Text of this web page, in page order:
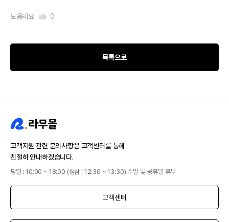
도움돼요 0
목록으로
고객지원 관련 문의사항은 고객센터를 통해
친절히 안내하겠습니다.
평일 : 10:00 ~ 18:00 (점심 : 12:30 ~ 13:30) 주말 및 공휴일 휴무
고객센터